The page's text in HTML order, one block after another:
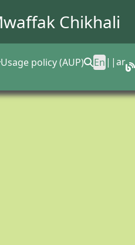
Chikhali
Usage policy (AUP) En ||ar